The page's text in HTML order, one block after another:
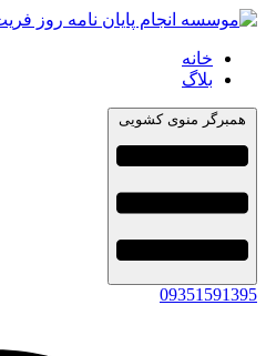
خانه
بلاگ
همبرگر منوی کشویی
09351591395